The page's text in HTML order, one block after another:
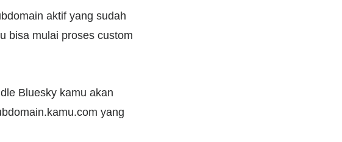
aktif yang sudah
bisa mulai proses custom
Bluesky kamu akan
yang